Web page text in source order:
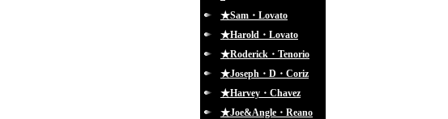
★Sam・Lovato
★Harold・Lovato
★Roderick・Tenorio
★Joseph・D・Coriz
★Harvey・Chavez
★Joe&Angle・Reano